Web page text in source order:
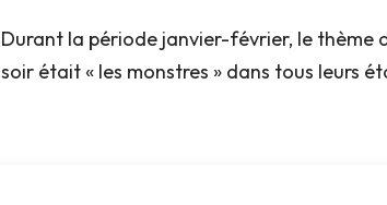
Durant la période janvier-février, le thème
soir était « les monstres » dans tous leurs